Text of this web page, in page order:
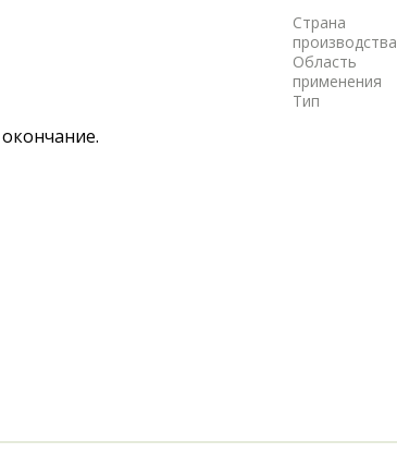
Страна
производства
Область
применения
Тип